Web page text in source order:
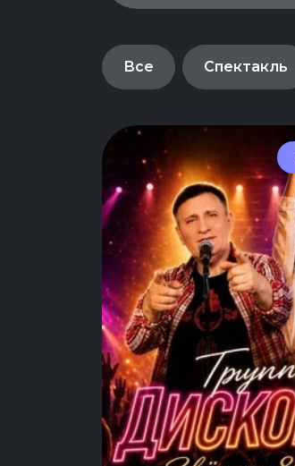
Все Спектакль